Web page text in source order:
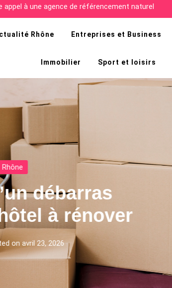
de la recherche d’emploi en Afrique ?
Rhône Entreprises et Business
Immobilier Sport et loisirs
Actualité Rhône
CBD :
une Utilisation
byNathalie